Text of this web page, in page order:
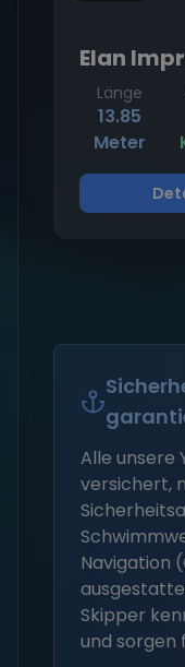
Elan
Länge
13.85
Meter
Alle unsere
versichert,
Navigation
Skipper
und sorgen